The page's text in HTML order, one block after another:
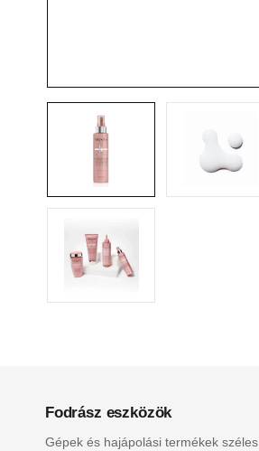
Fodrász eszközök
Gépek és hajápolási termékek széles